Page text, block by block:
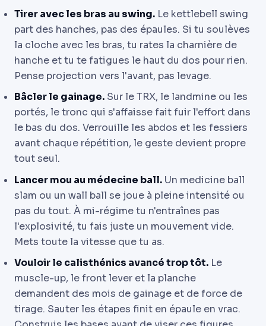
Tirer avec les bras au swing. Le kettlebell swing
part des hanches, pas des épaules. Si tu soulèves
la cloche avec les bras, tu rates la charnière de
hanche et tu te fatigues le haut du dos pour rien.
Pense projection vers l'avant, pas levage.
Bâcler le gainage. Sur le TRX, le landmine ou les
portés, le tronc qui s'affaisse fait fuir l'effort dans
le bas du dos. Verrouille les abdos et les fessiers
avant chaque répétition, le geste devient propre
tout seul.
Lancer mou au médecine ball. Un medicine ball
slam ou un wall ball se joue à pleine intensité ou
pas du tout. À mi-régime tu n'entraînes pas
l'explosivité, tu fais juste un mouvement vide.
Mets toute la vitesse que tu as.
Vouloir le calisthénics avancé trop tôt. Le
muscle-up, le front lever et la planche
demandent des mois de gainage et de force de
tirage. Sauter les étapes finit en épaule en vrac.